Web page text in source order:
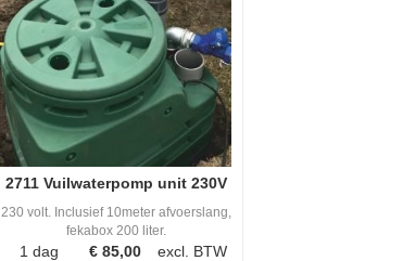
2711 Vuilwaterpomp unit 230V
230 volt. Inclusief 10meter afvoerslang,
fekabox 200 liter.
1 dag € 85,00 excl. BTW